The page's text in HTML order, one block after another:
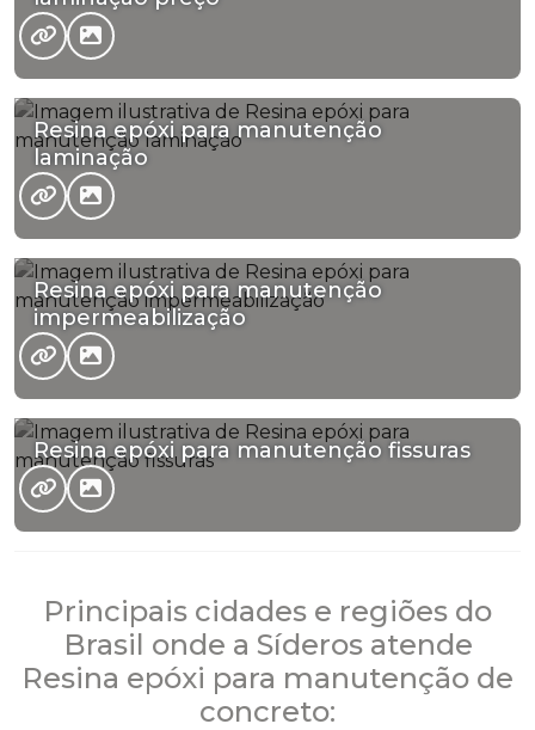
Resina epóxi para manutenção
laminação
Resina epóxi para manutenção
impermeabilização
Resina epóxi para manutenção fissuras
Principais cidades e regiões do
Brasil onde a Síderos atende
Resina epóxi para manutenção de
concreto: